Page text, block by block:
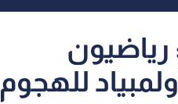
سياسي في "ميلانو 2026": رياضيون
للهجوم